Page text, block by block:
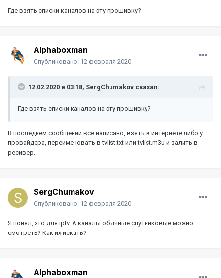
Где взять списки каналов на эту прошивку?
Alphaboxman
Опубликовано: 12 февраля 2020
12.02.2020 в 03:18, SergChumakov сказал:
Где взять списки каналов на эту прошивку?
В последнем сообщении все написано, взять в интернете либо у
провайдера, переименовать в tvlist.txt или tvlist.m3u и залить в
ресивер.
SergChumakov
Опубликовано: 12 февраля 2020
Я понял, это для iptv. А каналы обычные спутниковые можно
смотреть? Как их искать?
Alphaboxman